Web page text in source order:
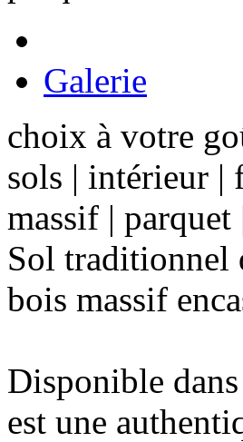
Galerie
choix à votre
sols | intérieur |
massif | parquet
Sol traditionnel
bois massif
Disponible
est une